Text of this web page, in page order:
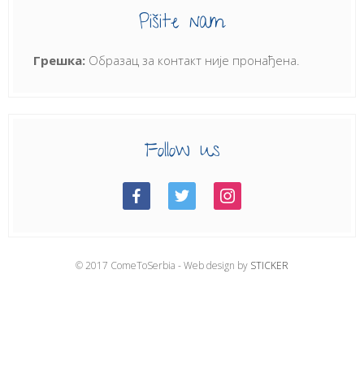
Pišite nam
Грешка: Образац за контакт није пронађена.
Follow us
© 2017 ComeToSerbia - Web design by STICKER